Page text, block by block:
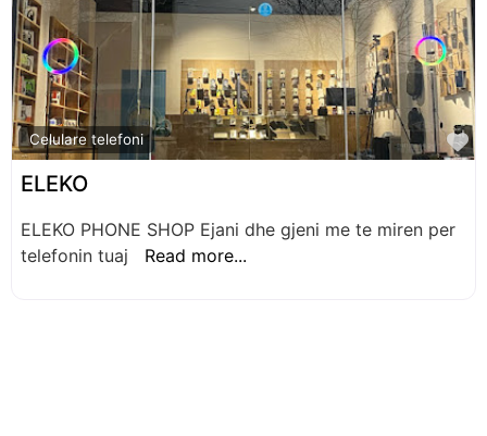
Celulare telefoni
ELEKO
ELEKO PHONE SHOP Ejani dhe gjeni me te miren per